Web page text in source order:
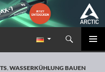
Portal
,WASSERKÜHLUNG BAUEN